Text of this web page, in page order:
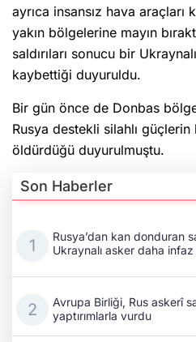
ayrıca insansız hava araçları
yakın bölgelerine mayın
saldırıları sonucu bir
kaybettiği duyuruldu.
Bir gün önce de Donbas
Rusya destekli silahlı
öldürdüğü duyurulmuştu.
Son Haberler
Rusya’dan kan donduran
Ukraynalı asker daha
Avrupa Birliği, Rus askerî
yaptırımlarla vurdu